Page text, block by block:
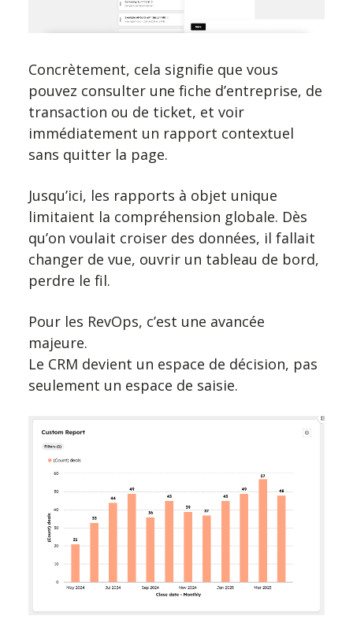
Concrètement, cela signifie que vous
pouvez consulter une fiche d’entreprise, de
transaction ou de ticket, et voir
immédiatement un rapport contextuel
sans quitter la page.
Jusqu’ici, les rapports à objet unique
limitaient la compréhension globale. Dès
qu’on voulait croiser des données, il fallait
changer de vue, ouvrir un tableau de bord,
perdre le fil.
Pour les RevOps, c’est une avancée
majeure.
Le CRM devient un espace de décision, pas
seulement un espace de saisie.